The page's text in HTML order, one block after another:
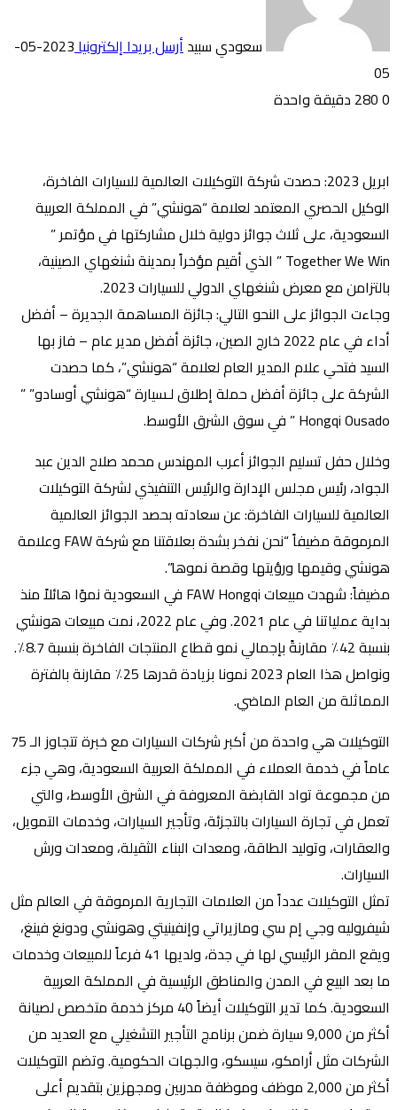
سعودي سبيدأرسل بريدا إلكترونيا
2023-05-
05
0
دقيقة واحدة
ابريل 2023: حصدت شركة التوكيلات العالمية للسيارات الفاخرة،
الوكيل الحصري المعتمد لعلامة “هونشي” في المملكة العربية
السعودية، على ثلاث جوائز دولية خلال مشاركتها في مؤتمر ”
Together We Win ” الذي أقيم مؤخراً بمدينة شنغهاي الصينية،
بالتزامن مع معرض شنغهاي الدولي للسيارات 2023.
وجاءت الجوائز على النحو التالي: جائزة المساهمة الجديرة – أفضل
أداء في عام 2022 خارج الصين، جائزة أفضل مدير عام – فاز بها
السيد فتحي علام المدير العام لعلامة “هونشي”، كما حصدت
الشركة على جائزة أفضل حملة إطلاق لـسيارة “هونشي أوسادو” ”
Hongqi Ousado ” في سوق الشرق الأوسط.
وخلال حفل تسليم الجوائز أعرب المهندس محمد صلاح الدين عبد
الجواد، رئيس مجلس الإدارة والرئيس التنفيذي لشركة التوكيلات
العالمية للسيارات الفاخرة: عن سعادته بحصد الجوائز العالمية
المرموقة مضيفاً “نحن نفخر بشدة بعلاقتنا مع شركة FAW وعلامة
هونشي وقيمها ورؤيتها وقصة نموها”.
مضيفاً: شهدت مبيعات FAW Hongqi في السعودية نموًا هائلاً منذ
بداية عملياتنا في عام 2021. وفي عام 2022، نمت مبيعات هونشي
بنسبة 42٪ مقارنةً بإجمالي نمو قطاع المنتجات الفاخرة بنسبة 8.7٪.
ونواصل هذا العام 2023 نمونا بزيادة قدرها 25٪ مقارنة بالفترة
المماثلة من العام الماضي.
التوكيلات هي واحدة من أكبر شركات السيارات مع خبرة تتجاوز الـ 75
عاماً في خدمة العملاء في المملكة العربية السعودية، وهي جزء
من مجموعة تواد القابضة المعروفة في الشرق الأوسط، والتي
تعمل في تجارة السيارات بالتجزئة، وتأجير السيارات، وخدمات التمويل،
والعقارات، وتوليد الطاقة، ومعدات البناء الثقيلة، ومعدات ورش
السيارات.
تمثل التوكيلات عدداً من العلامات التجارية المرموقة في العالم مثل
شيفروليه وجي إم سي ومازيراتي وإنفينيتي وهونشي ودونغ فينغ،
ويقع المقر الرئيسي لها في جدة، ولديها 41 فرعاً للمبيعات وخدمات
ما بعد البيع في المدن والمناطق الرئيسية في المملكة العربية
السعودية. كما تدير التوكيلات أيضاً 40 مركز خدمة متخصص لصيانة
أكثر من 9,000 سيارة ضمن برنامج التأجير التشغيلي مع العديد من
الشركات مثل أرامكو، سيسكو، والجهات الحكومية. وتضم التوكيلات
أكثر من 2,000 موظف وموظفة مدربين ومجهزين بتقديم أعلى